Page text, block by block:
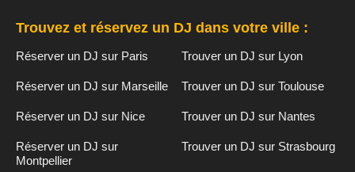
Trouvez et réservez un DJ dans votre ville :
Réserver un DJ sur Paris Trouver un DJ sur Lyon
Réserver un DJ sur Marseille Trouver un DJ sur Toulouse
Réserver un DJ sur Nice Trouver un DJ sur Nantes
Réserver un DJ sur
Montpellier
Trouver un DJ sur Strasbourg